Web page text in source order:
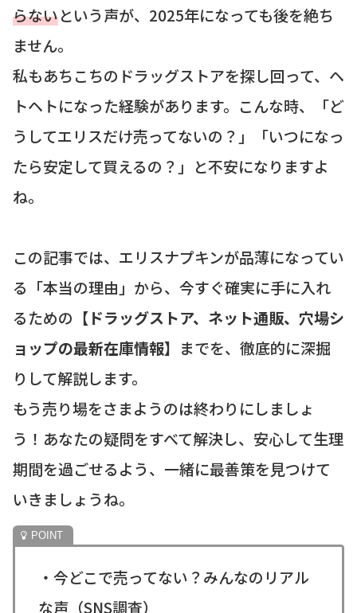
らないという声が、2025年になっても後を絶ち
ません。
私もあちこちのドラッグストアを探し回って、ヘ
トヘトになった経験があります。こんな時、「ど
うしてエリスだけ売ってないの？」「いつになっ
たら安定して買えるの？」と不安になりますよ
ね。
この記事では、エリスナプキンが品薄になってい
る「本当の理由」から、今すぐ確実に手に入れ
るための 【ドラッグストア、ネット通販、穴場シ
ョップの最新在庫情報】 までを、徹底的に深掘
りして解説します。
もう売り場をさまようのは終わりにしましょ
う！あなたの疑問をすべて解決し、安心して生理
期間を過ごせるよう、一緒に最善策を見つけて
いきましょうね。
・今どこで売ってない？みんなのリアル
な声（SNS調査）